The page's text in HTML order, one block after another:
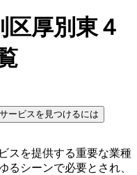
厚別東４
ービスを見つけるには
スを提供する重要な業種
るシーンで必要とされ、